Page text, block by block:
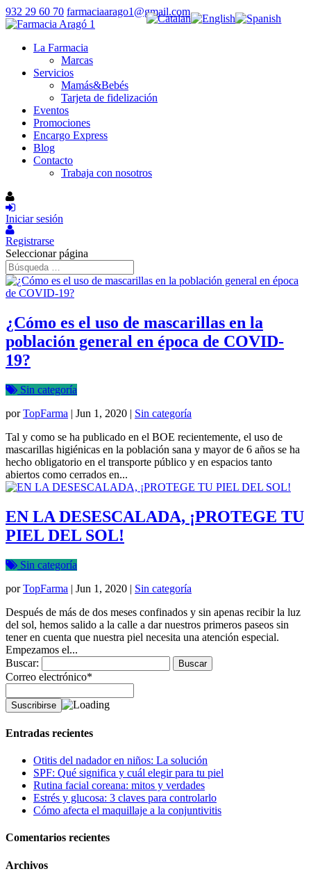
932 29 60 70 farmaciaarago1@gmail.com
La Farmacia
Marcas
Servicios
Mamás&Bebés
Tarjeta de fidelización
Eventos
Promociones
Encargo Express
Blog
Contacto
Trabaja con nosotros
Iniciar sesión
Registrarse
Seleccionar página
¿Cómo es el uso de mascarillas en la
población general en época de COVID-
19?
Sin categoría
porTopFarma | Jun 1, 2020 | Sin categoría
Tal y como se ha publicado en el BOE recientemente, el uso de
mascarillas higiénicas en la población sana y mayor de 6 años se ha
hecho obligatorio en el transporte público y en espacios tanto
abiertos como cerrados en...
EN LA DESESCALADA, ¡PROTEGE TU
PIEL DEL SOL!
Sin categoría
porTopFarma | Jun 1, 2020 | Sin categoría
Después de más de dos meses confinados y sin apenas recibir la luz
del sol, hemos salido a la calle a dar nuestros primeros paseos sin
tener en cuenta que nuestra piel necesita una atención especial.
Empezamos el...
Buscar:
Correo electrónico*
Entradas recientes
Otitis del nadador en niños: La solución
SPF: Qué significa y cuál elegir para tu piel
Rutina facial coreana: mitos y verdades
Estrés y glucosa: 3 claves para controlarlo
Cómo afecta el maquillaje a la conjuntivitis
Comentarios recientes
Archivos